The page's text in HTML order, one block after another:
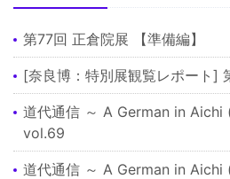
第77回 正倉院展 【準備編】
[奈良博：特別展観覧レポート]
道代通信 ～ A German in Aichi
vol.69
道代通信 ～ A German in Aichi